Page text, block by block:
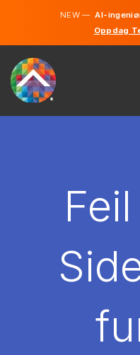
NEW —AI-
Oppdag